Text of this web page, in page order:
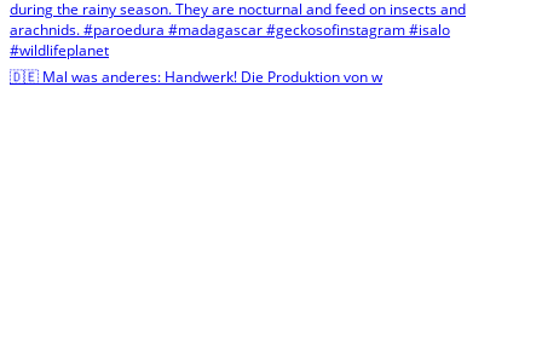
🇩🇪 Mal was anderes: Handwerk! Die Produktion von w